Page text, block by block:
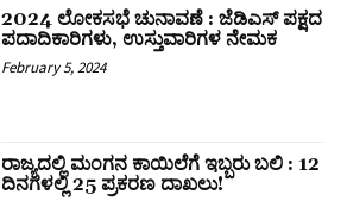
2024 ಲೋಕಸಭೆ ಚುನಾವಣೆ : ಜೆಡಿಎಸ್‌ ಪಕ್ಷದ
ಪದಾದಿಕಾರಿಗಳು, ಉಸ್ತುವಾರಿಗಳ ನೇಮಕ
February 5, 2024
ರಾಜ್ಯದಲ್ಲಿ ಮಂಗನ ಕಾಯಿಲೆಗೆ ಇಬ್ಬರು ಬಲಿ : 12
ದಿನಗಳಲ್ಲಿ 25 ಪ್ರಕರಣ ದಾಖಲು!